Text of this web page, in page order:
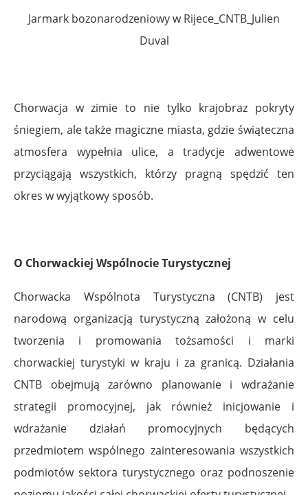
Jarmark bozonarodzeniowy w Rijece_CNTB_Julien
Duval
Chorwacja w zimie to nie tylko krajobraz pokryty
śniegiem, ale także magiczne miasta, gdzie świąteczna
atmosfera wypełnia ulice, a tradycje adwentowe
przyciągają wszystkich, którzy pragną spędzić ten
okres w wyjątkowy sposób.
O Chorwackiej Wspólnocie Turystycznej
Chorwacka Wspólnota Turystyczna (CNTB) jest
narodową organizacją turystyczną założoną w celu
tworzenia i promowania tożsamości i marki
chorwackiej turystyki w kraju i za granicą. Działania
CNTB obejmują zarówno planowanie i wdrażanie
strategii promocyjnej, jak również inicjowanie i
wdrażanie działań promocyjnych będących
przedmiotem wspólnego zainteresowania wszystkich
podmiotów sektora turystycznego oraz podnoszenie